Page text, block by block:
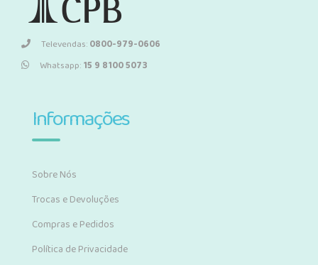
Televendas:0800-979-0606
Whatsapp:15 9 8100 5073
Informações
Sobre Nós
Trocas e Devoluções
Compras e Pedidos
Política de Privacidade